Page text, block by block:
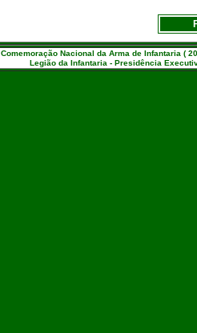
Comemoração Nacional da Arma de Infantaria (
Legião da Infantaria - Presidência